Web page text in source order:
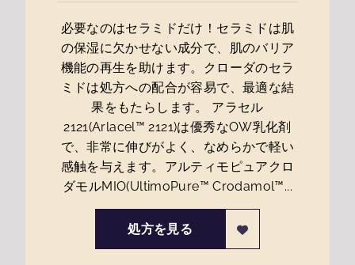
必要なのはセラミドだけ！セラミドは肌
の保湿に欠かせない成分で、肌のバリア
機能の再生を助けます。クローダのセラ
ミドは処方への配合が容易で、最適な結
果をもたらします。 アラセル
2121(Arlacel™ 2121)は優秀なOW乳化剤
で、非常に伸びがよく、なめらかで軽い
感触を与えます。アルティモピュアクロ
ダモルMIO(UltimoPure™ Crodamol™...
処方を見る